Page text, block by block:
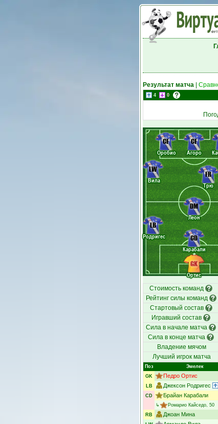
Результат матча
4 0
Ортис
Родригес
Карабали
Вила
Леон
Трю
Оробио Агоро
GK
LB
CD
LW
DM
FR
CF CF
Стоимость команд
Рейтинг силы команд
Стартовый состав
Игравший состав
Сила в начале матча
Сила в конце матча
Владение мячом
Лучший игрок матча
Поз
Эмелек
GK
Педро Ортис
LB
Джексон Родригес
CD
Брайан Карабали
↳
Ромарио Кайседо, 50
RB
Джоан Мина